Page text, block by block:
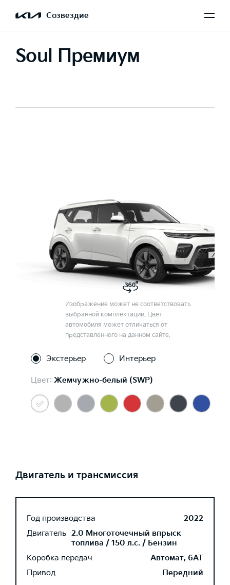
Созвездие
Soul Премиум
Изображение может не соответствовать
выбранной комплектации. Цвет
автомобиля может отличаться от
представленного на данном сайте.
Экстерьер Интерьер
Цвет: Жемчужно-белый (SWP)
Двигатель и трансмиссия
Год производства
2022
Двигатель 2.0 Многоточечный впрыск
топлива / 150 л.с. / Бензин
Коробка передач
Автомат, 6AT
Привод
Передний